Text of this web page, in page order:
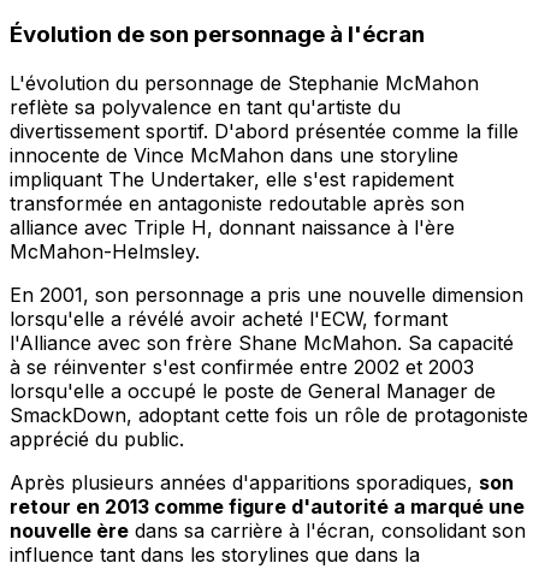
Évolution de son personnage à l'écran
L'évolution du personnage de Stephanie McMahon
reflète sa polyvalence en tant qu'artiste du
divertissement sportif. D'abord présentée comme la fille
innocente de Vince McMahon dans une storyline
impliquant The Undertaker, elle s'est rapidement
transformée en antagoniste redoutable après son
alliance avec Triple H, donnant naissance à l'ère
McMahon-Helmsley.
En 2001, son personnage a pris une nouvelle dimension
lorsqu'elle a révélé avoir acheté l'ECW, formant
l'Alliance avec son frère Shane McMahon. Sa capacité
à se réinventer s'est confirmée entre 2002 et 2003
lorsqu'elle a occupé le poste de General Manager de
SmackDown, adoptant cette fois un rôle de protagoniste
apprécié du public.
Après plusieurs années d'apparitions sporadiques, son
retour en 2013 comme figure d'autorité a marqué une
nouvelle ère dans sa carrière à l'écran, consolidant son
influence tant dans les storylines que dans la